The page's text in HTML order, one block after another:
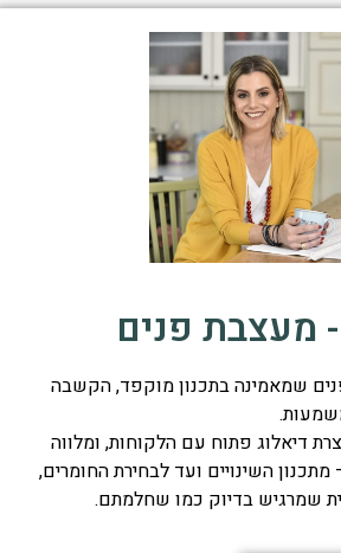
מעצבת פנים
שמאמינה בתכנון מוקפד, הקשבה
דיאלוג פתוח עם הלקוחות, ומלווה
השינויים ועד לבחירת החומרים,
שמרגיש בדיוק כמו שחלמתם.